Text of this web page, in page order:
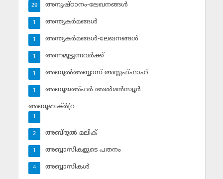
അനുഷ്ഠാനം-ലേഖനങ്ങള്‍
29
അന്ത്യകര്‍മങ്ങള്‍
1
അന്ത്യകര്‍മങ്ങള്‍-ലേഖനങ്ങള്‍
1
അന്നമൂട്ടുന്നവര്‍ക്ക്
1
അബുല്‍അബ്ബാസ് അസ്സഫ്ഫാഹ്‌
1
അബൂജഅ്ഫര്‍ അല്‍മന്‍സ്വൂര്‍
1
അബൂബക്ര്‍(റ
1
അബ്ദുല്‍ മലിക്‌
2
അബ്ബാസികളുടെ പതനം
1
അബ്ബാസികള്‍
4